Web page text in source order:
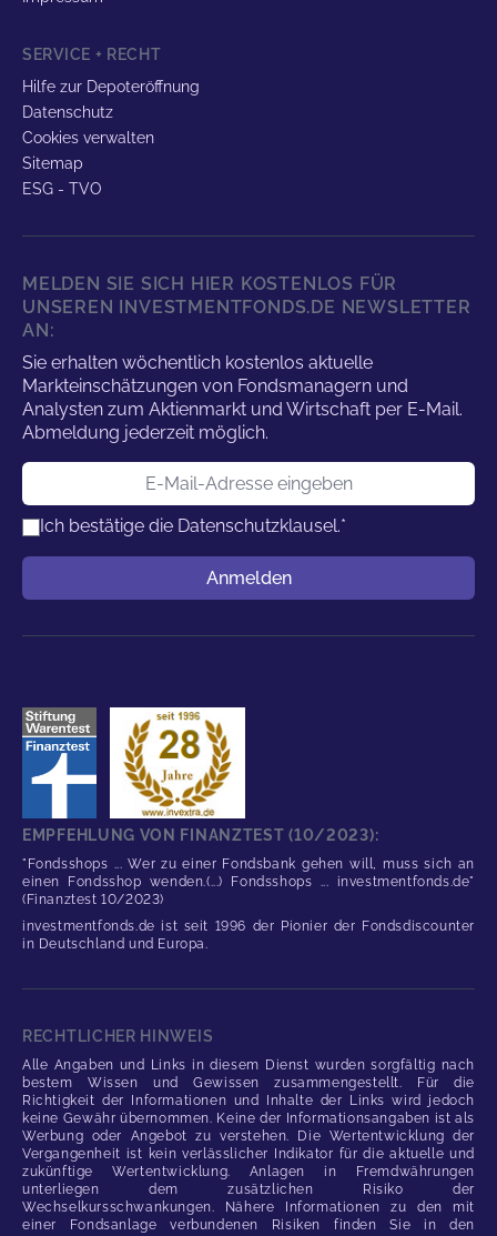
SERVICE + RECHT
Hilfe zur Depoteröffnung
Datenschutz
Cookies verwalten
Sitemap
ESG - TVO
MELDEN SIE SICH HIER KOSTENLOS FÜR
UNSEREN INVESTMENTFONDS.DE NEWSLETTER
AN:
Sie erhalten wöchentlich kostenlos aktuelle
Markteinschätzungen von Fondsmanagern und
Analysten zum Aktienmarkt und Wirtschaft per E-Mail.
Abmeldung jederzeit möglich.
E-Mail-Adresse
Ich bestätige die Datenschutzklausel.*
Anmelden
EMPFEHLUNG VON FINANZTEST (10/2023):
"Fondsshops ... Wer zu einer Fondsbank gehen will, muss sich an
einen Fondsshop wenden.(...) Fondsshops ... investmentfonds.de"
(Finanztest 10/2023)
investmentfonds.de ist seit 1996 der Pionier der Fondsdiscounter
in Deutschland und Europa.
RECHTLICHER HINWEIS
Alle Angaben und Links in diesem Dienst wurden sorgfältig nach
bestem Wissen und Gewissen zusammengestellt. Für die
Richtigkeit der Informationen und Inhalte der Links wird jedoch
keine Gewähr übernommen. Keine der Informationsangaben ist als
Werbung oder Angebot zu verstehen. Die Wertentwicklung der
Vergangenheit ist kein verlässlicher Indikator für die aktuelle und
zukünftige Wertentwicklung. Anlagen in Fremdwährungen
unterliegen dem zusätzlichen Risiko der
Wechselkursschwankungen. Nähere Informationen zu den mit
einer Fondsanlage verbundenen Risiken finden Sie in den